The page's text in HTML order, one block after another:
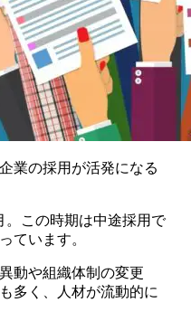
業の採用が活発になる
。この時期は中途採用で
ています。
動や組織体制の変更
多く、人材が流動的に